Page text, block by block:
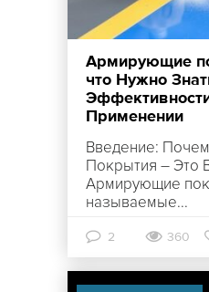
Армирующие
что Нужно
Применении
Введение:
Покрытия – Это
Армирующие
называемые...
2 360